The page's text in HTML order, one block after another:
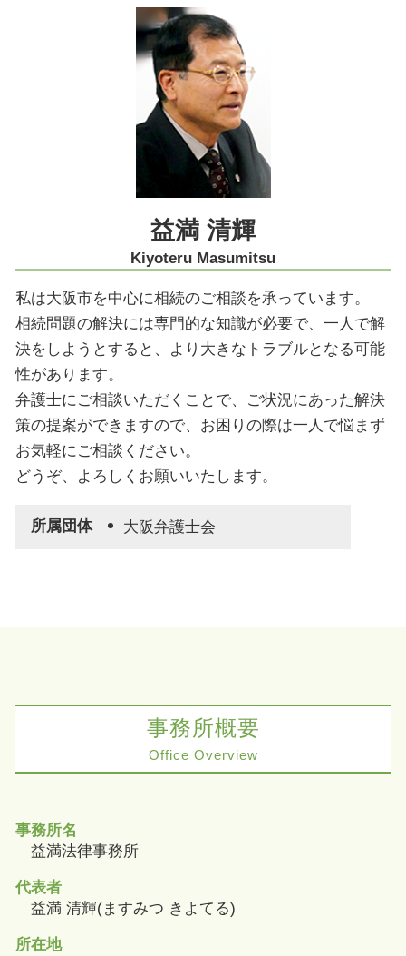
限定承認 弁済
事業承継 弁護士
限定承認 不動産 売却
コンプライアンス
医療過誤 責任 個人
医療過誤 医師 責任
交通事故 後遺障害認定等級
残業代 未払い 時効
医療過誤 刑法
契約法務 神戸市 弁護士
医療過誤訴訟 解決 神戸市 弁護士
医療過誤 大阪市 弁護士
紛争解決 大阪市 弁護士
労働問題 大阪市
組織再編 大阪市 弁護士
M&A 神戸市 弁護士
労働問題 神戸市 弁護士
限定承認 大阪市 弁護士
削除請求 神戸市 弁護士
コンプライアンス 大阪市 弁護士
益満 清輝
Kiyoteru Masumitsu
私は大阪市を中心に相続のご相談を承っています。
相続問題の解決には専門的な知識が必要で、一人で解
決をしようとすると、より大きなトラブルとなる可能
性があります。
弁護士にご相談いただくことで、ご状況にあった解決
策の提案ができますので、お困りの際は一人で悩まず
お気軽にご相談ください。
どうぞ、よろしくお願いいたします。
所属団体 大阪弁護士会
事務所概要
Office Overview
事務所名
益満法律事務所
代表者
益満 清輝(ますみつ きよてる)
所在地